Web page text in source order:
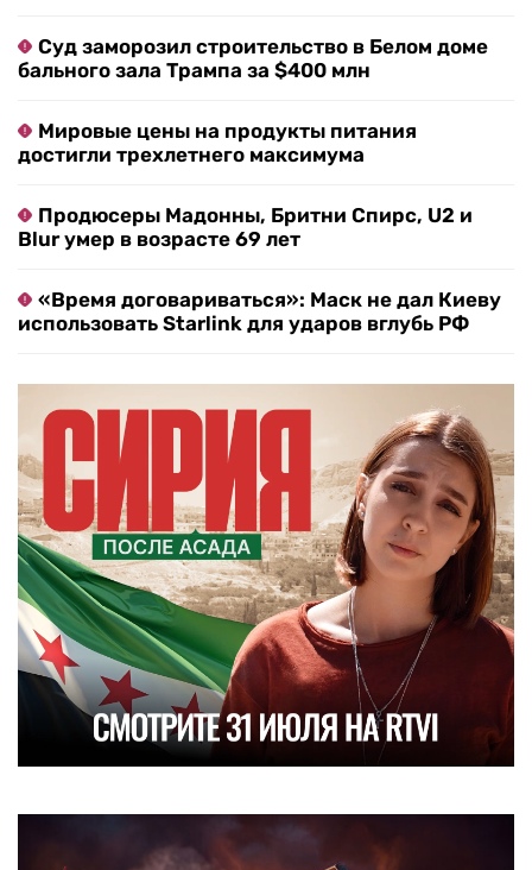
Суд заморозил строительство в Белом доме
бального зала Трампа за $400 млн
Мировые цены на продукты питания
достигли трехлетнего максимума
Продюсеры Мадонны, Бритни Спирс, U2 и
Blur умер в возрасте 69 лет
«Время договариваться»: Маск не дал Киеву
использовать Starlink для ударов вглубь РФ